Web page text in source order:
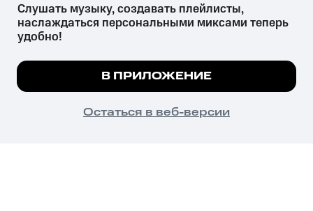
психотропных веществ, их аналогов причиняет вред здоровью,
их незаконный оборот запрещён и влечёт установленную
законодательством ответственность.
© 2026 ООО «КИОН».
Все права защищены
Мы используем куки, чтобы на сайте все
Подробнее
ПОНЯТНО
Слушать музыку, создавать плейлисты,
наслаждаться персональными миксами теперь
удобно!
В ПРИЛОЖЕНИЕ
Остаться в веб-версии